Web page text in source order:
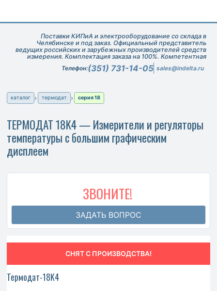
Поставки КИПиА и электрооборудование со склада в
Челябинске и под заказ. Официальный представитель
ведущих российских и зарубежных производителей средств
измерения. Комплектация заказа на 100%. Компетентная
техническая поддержка при подборе оборудования.
Телефон:(351) 731-14-05 sales@indelta.ru
каталог термодат серия 18
ТЕРМОДАТ 18K4 — Измерители и регуляторы
температуры с большим графическим
дисплеем
ЗВОНИТЕ!
ЗАДАТЬ ВОПРОС
СНЯТ С ПРОИЗВОДСТВА!
Термодат-18K4